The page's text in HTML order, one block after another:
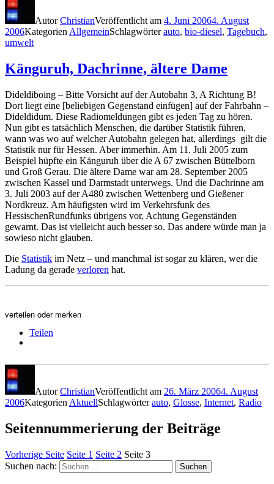
AutorChristianVeröffentlicht am 4. Juni 20064. August
2006Kategorien AllgemeinSchlagwörterauto, bio-diesel, Tagebuch,
umwelt
Känguruh, Dachrinne, ältere Dame
Dideldiboing – Bitte Vorsicht auf der Autobahn 3, A Richtung B!
Dort liegt eine [beliebigen Gegenstand einfügen] auf der Fahrbahn –
Dideldidum. Diese Radiomeldungen gibt es jeden Tag zu hören.
Nun gibt es tatsächlich Menschen, die darüber Statistik führen,
wann was wo auf welcher Autobahn gelegen hat, allerdings gilt die
Statistik nur für Hessen. Aber immerhin. Am 11. Juli 2005 zum
Beispiel hüpfte ein Känguruh über die A 67 zwischen Büttelborn
und Groß Gerau. Die ältere Dame war am 28. September 2005
zwischen Kassel und Darmstadt unterwegs. Und die Dachrinne am
3. Juli 2003 auf der A480 zwischen Wettenberg und Gießener
Nordkreuz. Am häufigsten wird im Verkehrsfunk des
HessischenRundfunks übrigens vor, Achtung Gegenständen
gewarnt. Das ist vielleicht auch besser so. Das andere würde man ja
sowieso nicht glauben.
Die Statistik im Netz – und manchmal ist sogar zu klären, wer die
Ladung da gerade verloren hat.
verteilen oder merken
Teilen
AutorChristianVeröffentlicht am 26. März 20064. August
2006Kategorien AktuellSchlagwörterauto, Glosse, Internet, Radio
Seitennummerierung der Beiträge
Vorherige Seite Seite 1 Seite 2 Seite 3
Suchen nach:
Suchen